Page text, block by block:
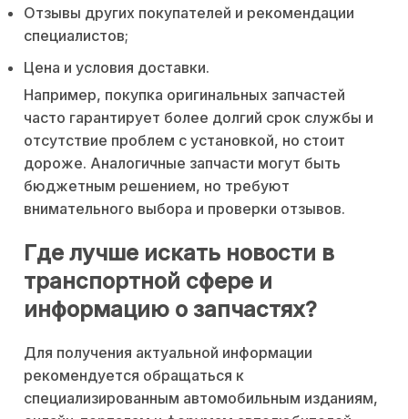
Отзывы других покупателей и рекомендации
специалистов;
Цена и условия доставки.
Например, покупка оригинальных запчастей
часто гарантирует более долгий срок службы и
отсутствие проблем с установкой, но стоит
дороже. Аналогичные запчасти могут быть
бюджетным решением, но требуют
внимательного выбора и проверки отзывов.
Где лучше искать новости в
транспортной сфере и
информацию о запчастях?
Для получения актуальной информации
рекомендуется обращаться к
специализированным автомобильным изданиям,